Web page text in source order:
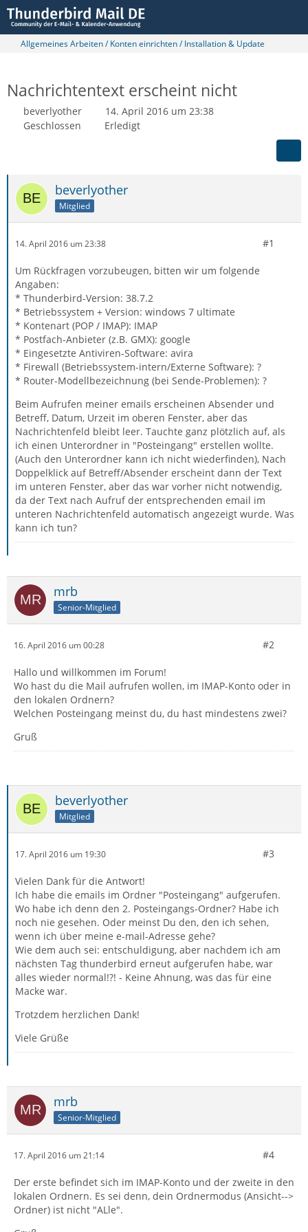
Allgemeines Arbeiten / Konten einrichten / Installation & Update
Nachrichtentext erscheint nicht
beverlyother
14. April 2016 um 23:38
Geschlossen
Erledigt
beverlyother
Mitglied
14. April 2016 um 23:38 #1
Um Rückfragen vorzubeugen, bitten wir um folgende
Angaben:
* Thunderbird-Version: 38.7.2
* Betriebssystem + Version: windows 7 ultimate
* Kontenart (POP / IMAP): IMAP
* Postfach-Anbieter (z.B. GMX): google
* Eingesetzte Antiviren-Software: avira
* Firewall (Betriebssystem-intern/Externe Software): ?
* Router-Modellbezeichnung (bei Sende-Problemen): ?
Beim Aufrufen meiner emails erscheinen Absender und
Betreff, Datum, Urzeit im oberen Fenster, aber das
Nachrichtenfeld bleibt leer. Tauchte ganz plötzlich auf, als
ich einen Unterordner in "Posteingang" erstellen wollte.
(Auch den Unterordner kann ich nicht wiederfinden), Nach
Doppelklick auf Betreff/Absender erscheint dann der Text
im unteren Fenster, aber das war vorher nicht notwendig,
da der Text nach Aufruf der entsprechenden email im
unteren Nachrichtenfeld automatisch angezeigt wurde. Was
kann ich tun?
mrb
Senior-Mitglied
16. April 2016 um 00:28 #2
Hallo und willkommen im Forum!
Wo hast du die Mail aufrufen wollen, im IMAP-Konto oder in
den lokalen Ordnern?
Welchen Posteingang meinst du, du hast mindestens zwei?
Gruß
beverlyother
Mitglied
17. April 2016 um 19:30 #3
Vielen Dank für die Antwort!
Ich habe die emails im Ordner "Posteingang" aufgerufen.
Wo habe ich denn den 2. Posteingangs-Ordner? Habe ich
noch nie gesehen. Oder meinst Du den, den ich sehen,
wenn ich über meine e-mail-Adresse gehe?
Wie dem auch sei: entschuldigung, aber nachdem ich am
nächsten Tag thunderbird erneut aufgerufen habe, war
alles wieder normal!?! - Keine Ahnung, was das für eine
Macke war.
Trotzdem herzlichen Dank!
Viele Grüße
mrb
Senior-Mitglied
17. April 2016 um 21:14 #4
Der erste befindet sich im IMAP-Konto und der zweite in den
lokalen Ordnern. Es sei denn, dein Ordnermodus (Ansicht-->
Ordner) ist nicht "ALle".